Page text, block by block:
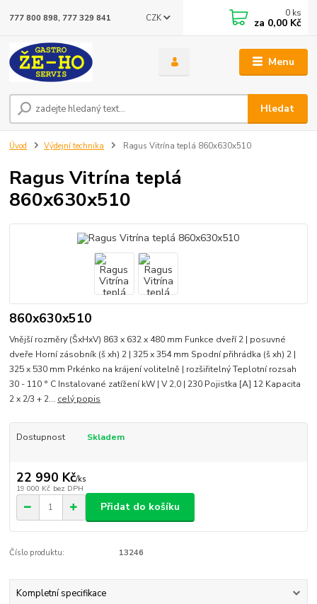
Menu
CZK
Hledat
777 800 898, 777 329 841 0 ks
za 0,00 Kč
Úvod Výdejní technika Ragus Vitrína teplá 860x630x510
Ragus Vitrína teplá
860x630x510
860x630x510
Vnější rozměry (ŠxHxV) 863 x 632 x 480 mm Funkce dveří 2 | posuvné
dveře Horní zásobník (š xh) 2 | 325 x 354 mm Spodní přihrádka (š xh) 2 |
325 x 530 mm Prkénko na krájení volitelně | rozšiřitelný Teplotní rozsah
30 - 110 ° C Instalované zatížení kW | V 2,0 | 230 Pojistka [A] 12 Kapacita
2 x 2/3 + 2... celý popis
Dostupnost Skladem
22 990 Kč/ks
19 000 Kč bez DPH
Přidat do košíku
Číslo produktu: 13246
Kompletní specifikace